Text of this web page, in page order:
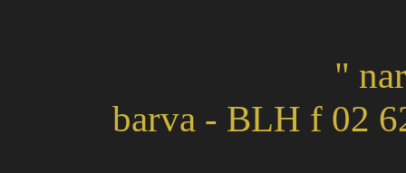
"
barva - BLH f 02